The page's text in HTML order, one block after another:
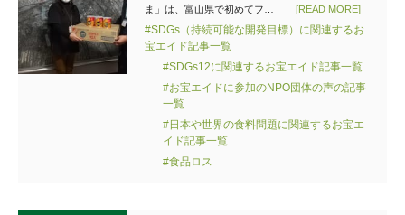
ま」は、富山県で初めてフ…
[READ MORE]
#SDGs（持続可能な開発目標）に関連するお
宝エイド記事一覧
#SDGs12に関連するお宝エイド記事一覧
#お宝エイドに参加のNPO団体の声の記事
一覧
#日本や世界の食料問題に関連するお宝エ
イド記事一覧
#食品ロス